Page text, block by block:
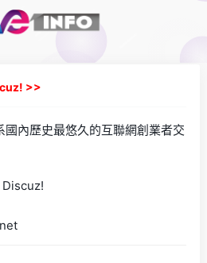
>>
內歷史最悠久的互聯網創業者交